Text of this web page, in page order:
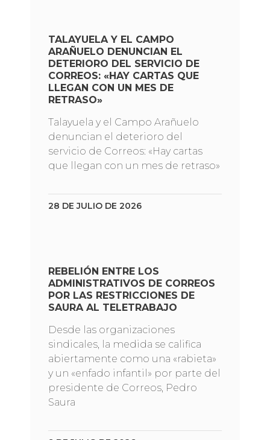
TALAYUELA Y EL CAMPO
ARAÑUELO DENUNCIAN EL
DETERIORO DEL SERVICIO DE
CORREOS: «HAY CARTAS QUE
LLEGAN CON UN MES DE
RETRASO»
Talayuela y el Campo Arañuelo
denuncian el deterioro del
servicio de Correos: «Hay cartas
que llegan con un mes de retraso»
28 DE JULIO DE 2026
REBELIÓN ENTRE LOS
ADMINISTRATIVOS DE CORREOS
POR LAS RESTRICCIONES DE
SAURA AL TELETRABAJO
Desde las organizaciones
sindicales, la medida se califica
abiertamente como una «rabieta»
y un «enfado infantil» por parte del
presidente de Correos, Pedro
Saura